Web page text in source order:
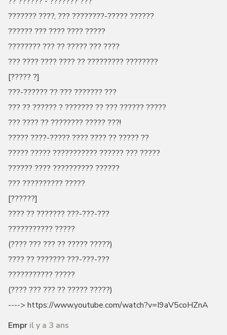
??????? ????, ??? ????????-????? ??????
?????? ??? ???? ???? ?????
???????? ??? ?? ????? ??? ????
??? ???? ???? ???? ?? ????????? ????????
[????? ?]
???-?????? ?? ??? ??????? ???
??? ?? ?????? ? ??????? ?? ??? ?????? ?????
??? ???? ?? ???????? ????? ???!
????? ????-????? ???? ???? ?? ????? ??
????? ????? ??????????? ?????? ??? ?????
?????? ???? ?????????? ??????
??? ?????????? ?????
[??????]
???? ?? ??????? ???-???-???
??????????? ?????
(???? ??? ??? ?? ????? ?????)
???? ?? ??????? ???-???-???
??????????? ?????
(???? ??? ??? ?? ????? ?????)
----> https://www.youtube.com/watch?v=I9aV5coHZnA
Empr il y a 3 ans